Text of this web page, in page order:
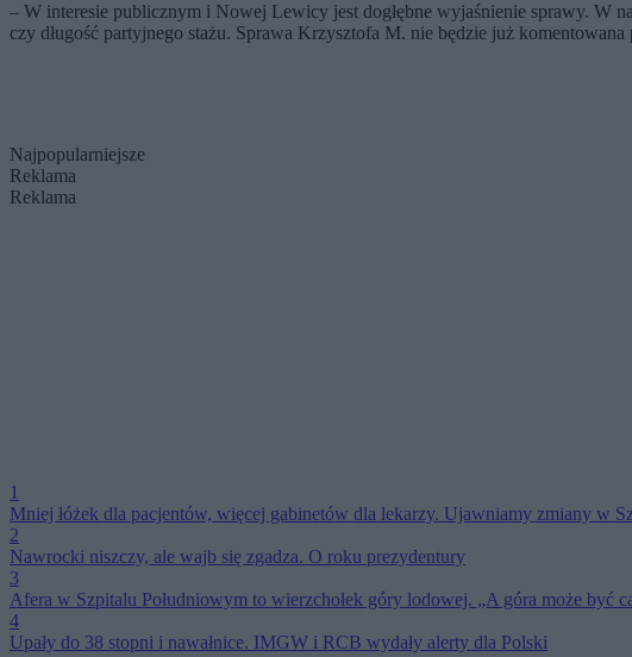
– W interesie publicznym i Nowej Lewicy jest dogłębne wyjaśnienie sprawy. W
czy długość partyjnego stażu. Sprawa Krzysztofa M. nie będzie już
Najpopularniejsze
Reklama
Reklama
1
Mniej łóżek dla pacjentów, więcej gabinetów dla lekarzy. Ujawniamy zmiany w
2
Nawrocki niszczy, ale wajb się zgadza. O roku prezydentury
3
Afera w Szpitalu Południowym to wierzchołek góry lodowej. „A góra może być
4
Upały do 38 stopni i nawałnice. IMGW i RCB wydały alerty dla Polski